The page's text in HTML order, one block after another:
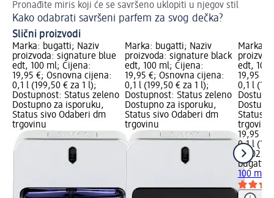
Pronađite miris koji će se savršeno uklopiti u njegov stil
Kako odabrati savršeni parfem za svog dečka?
Slični proizvodi
Marka: bugatti; Naziv
proizvoda: signature blue
edt, 100 ml; Cijena:
19,95 €; Osnovna cijena:
0,1 l (199,50 € za 1 l);
Dostupnost: Status zeleno
Dostupno za isporuku,
Status sivo Odaberi dm
trgovinu
Marka: bugatti; Naziv
proizvoda: signature black
edt, 100 ml; Cijena:
19,95 €; Osnovna cijena:
0,1 l (199,50 € za 1 l);
Dostupnost: Status zeleno
Dostupno za isporuku,
Status sivo Odaberi dm
trgovinu
Marka:
edt, 100
19,95 €;
0,1 l
Status
trgovinu
19,95 €
0,1 l
na
bugatti
100 ml